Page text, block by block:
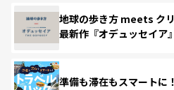
地球の歩き方 meets ク
最新作『オデュッセイア』
準備も滞在もスマート